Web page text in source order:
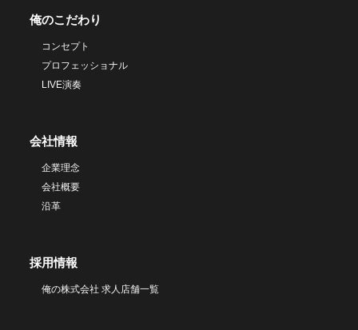
俺のこだわり
コンセプト
プロフェッショナル
LIVE演奏
会社情報
企業理念
会社概要
沿革
採用情報
俺の株式会社 求人店舗一覧